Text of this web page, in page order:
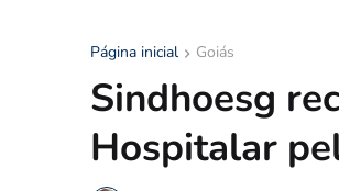
Página inicial Goiás
Sindhoesg
Hospitalar